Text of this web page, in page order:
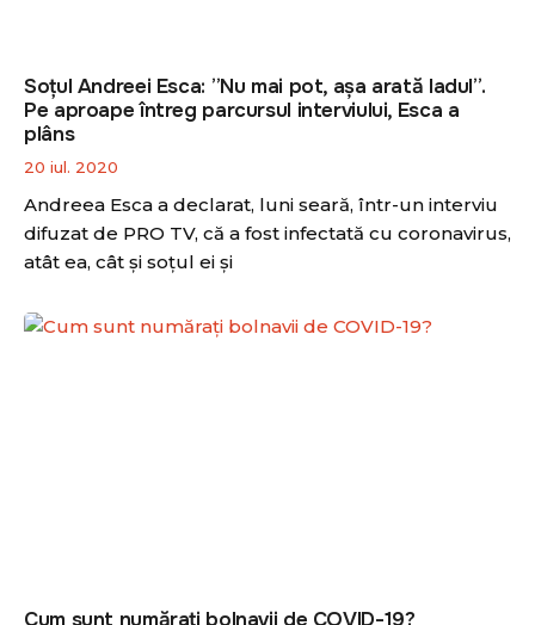
Soțul Andreei Esca: ”Nu mai pot, așa arată Iadul”.
Pe aproape întreg parcursul interviului, Esca a
plâns
20 iul. 2020
Andreea Esca a declarat, luni seară, într-un interviu
difuzat de PRO TV, că a fost infectată cu coronavirus,
atât ea, cât și soțul ei și
Cum sunt numărați bolnavii de COVID-19?